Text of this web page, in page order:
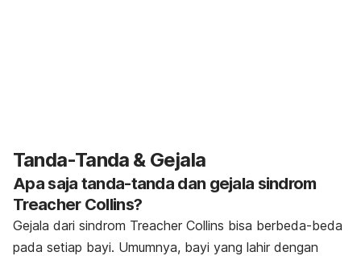
Tanda-Tanda & Gejala
Apa saja tanda-tanda dan gejala sindrom
Treacher Collins?
Gejala dari sindrom Treacher Collins bisa berbeda-beda
pada setiap bayi. Umumnya, bayi yang lahir dengan